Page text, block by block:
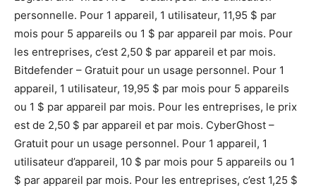
personnelle. Pour 1 appareil, 1 utilisateur, 11,95 $ par
mois pour 5 appareils ou 1 $ par appareil par mois. Pour
les entreprises, c’est 2,50 $ par appareil et par mois.
Bitdefender – Gratuit pour un usage personnel. Pour 1
appareil, 1 utilisateur, 19,95 $ par mois pour 5 appareils
ou 1 $ par appareil par mois. Pour les entreprises, le prix
est de 2,50 $ par appareil et par mois. CyberGhost –
Gratuit pour un usage personnel. Pour 1 appareil, 1
utilisateur d’appareil, 10 $ par mois pour 5 appareils ou 1
$ par appareil par mois. Pour les entreprises, c’est 1,25 $